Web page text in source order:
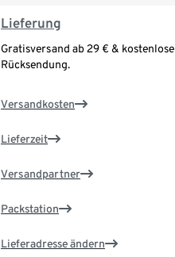
Lieferung
Gratisversand ab 29 € & kostenlose
Rücksendung.
Versandkosten
Lieferzeit
Versandpartner
Packstation
Lieferadresse ändern